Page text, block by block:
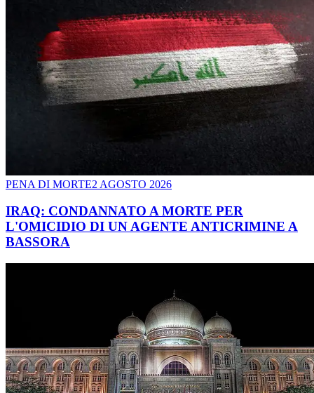
PENA DI MORTE2 AGOSTO 2026
IRAQ: CONDANNATO A MORTE PER
L'OMICIDIO DI UN AGENTE ANTICRIMINE A
BASSORA